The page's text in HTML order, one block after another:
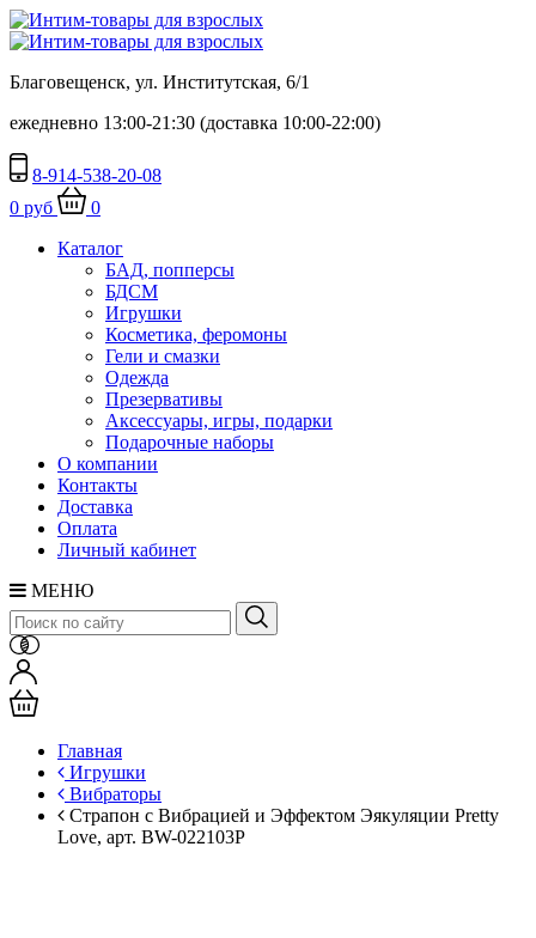
Благовещенск, ул. Институтская, 6/1
ежедневно 13:00-21:30 (доставка 10:00-22:00)
8-914-538-20-08
0 руб
0
Каталог
БАД, попперсы
БДСМ
Игрушки
Косметика, феромоны
Гели и смазки
Одежда
Презервативы
Аксессуары, игры, подарки
Подарочные наборы
О компании
Контакты
Доставка
Оплата
Личный кабинет
МЕНЮ
Главная
Игрушки
Вибраторы
Страпон с Вибрацией и Эффектом Эякуляции Pretty
Love, арт. BW-022103P